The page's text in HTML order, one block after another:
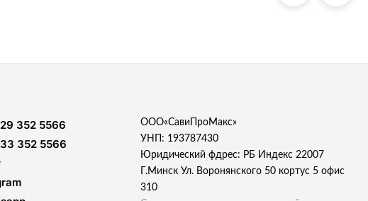
352 5566
352 5566
ООО«СавиПроМакс»
УНП: 193787430
Юридический фдрес: РБ Индекс 22007
Г.Минск Ул. Воронянского 50 кортус 5 офис
310